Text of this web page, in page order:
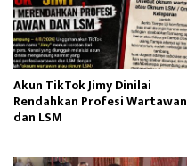
Akun TikTok Jimy Dinilai
Rendahkan Profesi Wartawan
dan LSM